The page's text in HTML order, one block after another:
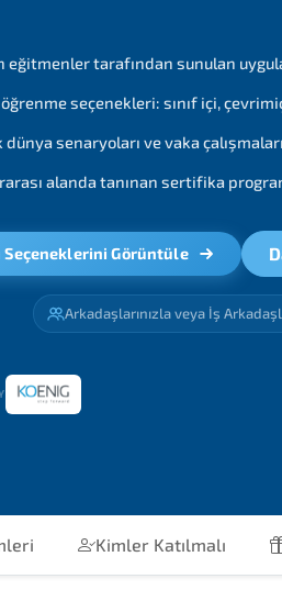
eğitmenler tarafından sunulan
seçenekleri: sınıf içi,
dünya senaryoları ve vaka çalışmaları
alanda tanınan sertifika
Seçeneklerini Görüntüle
Arkadaşlarınızla veya İş
Kimler Katılmalı